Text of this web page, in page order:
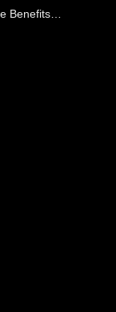
Benefits…